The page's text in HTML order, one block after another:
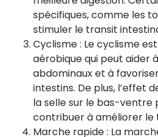
spécifiques, comme les
stimuler le transit
Cyclisme : Le cyclisme
aérobique qui peut aider
abdominaux et à
intestins. De plus, l’effet
la selle sur le bas-ventre
contribuer à améliorer le
Marche rapide : La